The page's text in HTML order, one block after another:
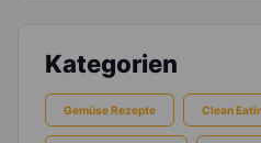
Kategorien
Gemüse Rezepte Clean